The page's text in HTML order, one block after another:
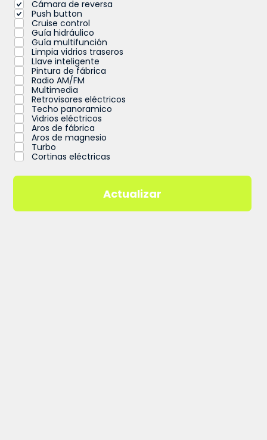
Cámara de reversa
Push button
Cruise control
Guía hidráulico
Guía multifunción
Limpia vidrios traseros
Llave inteligente
Pintura de fábrica
Radio AM/FM
Multimedia
Retrovisores eléctricos
Techo panoramico
Vidrios eléctricos
Aros de fábrica
Aros de magnesio
Turbo
Cortinas eléctricas
Actualizar